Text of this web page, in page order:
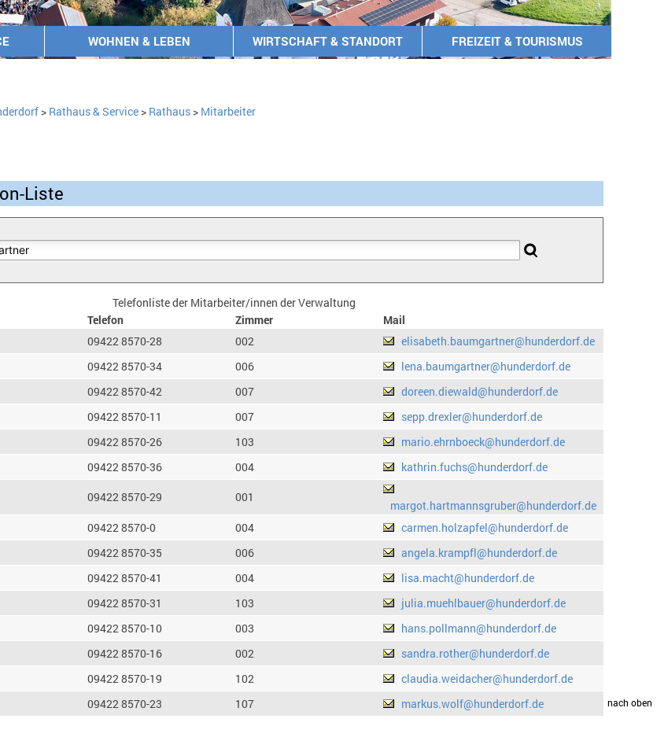
WOHNEN & LEBEN WIRTSCHAFT & STANDORT FREIZEIT & TOURISMUS
> Rathaus & Service> Rathaus> Mitarbeiter
Liste
Telefonliste der Mitarbeiter/innen der Verwaltung
Telefon Zimmer
Mail
09422 8570-28 002
elisabeth.baumgartner@hunderdorf.de
09422 8570-34 006
lena.baumgartner@hunderdorf.de
09422 8570-42 007
doreen.diewald@hunderdorf.de
09422 8570-11 007
sepp.drexler@hunderdorf.de
09422 8570-26 103
mario.ehrnboeck@hunderdorf.de
09422 8570-36 004
kathrin.fuchs@hunderdorf.de
09422 8570-29 001
margot.hartmannsgruber@hunderdorf.de
09422 8570-0 004
carmen.holzapfel@hunderdorf.de
09422 8570-35 006
angela.krampfl@hunderdorf.de
09422 8570-41 004
lisa.macht@hunderdorf.de
09422 8570-31 103
julia.muehlbauer@hunderdorf.de
09422 8570-10 003
hans.pollmann@hunderdorf.de
09422 8570-16 002
sandra.rother@hunderdorf.de
09422 8570-19 102
claudia.weidacher@hunderdorf.de
09422 8570-23 107 markus.wolf@hunderdorf.dedrucken nach oben